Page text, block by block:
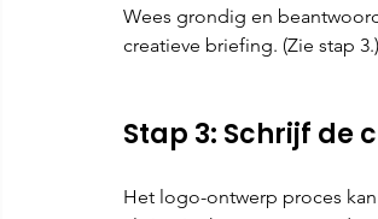
Wees grondig en
creatieve briefing. (Zie stap 3.)
Stap 3: Schrijf de
Het logo-ontwerp proces